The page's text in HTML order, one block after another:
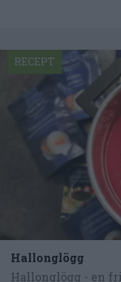
Hallonglögg
Hallonglögg - en
RECEPT